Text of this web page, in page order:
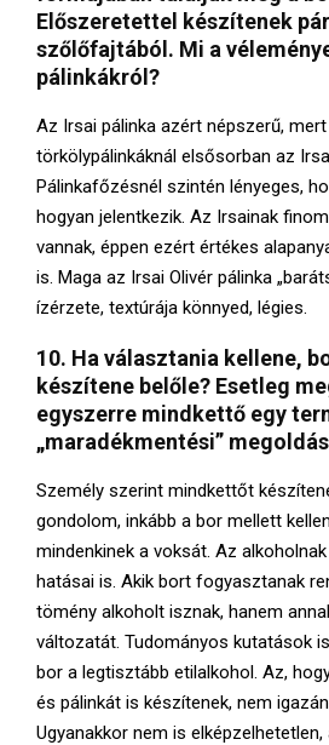
Előszeretettel készítenek
szőlőfajtából. Mi a
pálinkákról?
Az Irsai pálinka azért népszerű,
törkölypálinkáknál elsősorban az
Pálinkafőzésnél szintén lényeges,
hogyan jelentkezik. Az Irsainak
vannak, éppen ezért értékes
is. Maga az Irsai Olivér pálinka
ízérzete, textúrája könnyed, légies.
10. Ha választania kellene,
készítene belőle? Esetleg
egyszerre mindkettő egy
„maradékmentési”
Személy szerint mindkettőt
gondolom, inkább a bor mellett
mindenkinek a voksát. Az
hatásai is. Akik bort fogyasztanak
tömény alkoholt isznak, hanem
változatát. Tudományos kutatások
bor a legtisztább etilalkohol. Az,
és pálinkát is készítenek, nem
Ugyanakkor nem is